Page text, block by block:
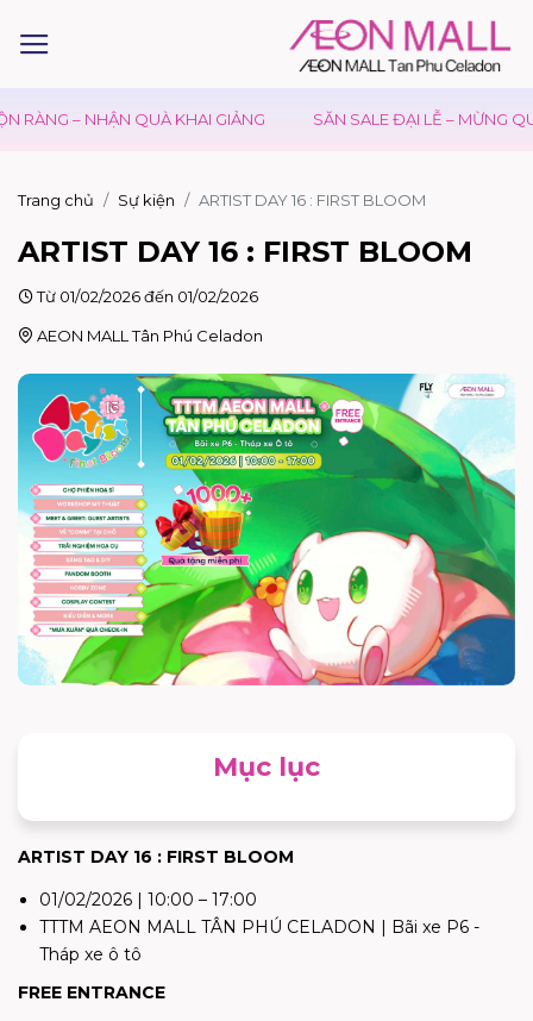
– NHẬN QUÀ KHAI GIẢNG SĂN SALE ĐẠI LỄ – MỪNG QUỐC
Trang chủ Sự kiện ARTIST DAY 16 : FIRST BLOOM
ARTIST DAY 16 : FIRST BLOOM
Từ 01/02/2026 đến 01/02/2026
AEON MALL Tân Phú Celadon
Mục lục
ARTIST DAY 16 : FIRST BLOOM
01/02/2026 | 10:00 – 17:00
TTTM AEON MALL TÂN PHÚ CELADON | Bãi xe P6 -
Tháp xe ô tô
FREE ENTRANCE